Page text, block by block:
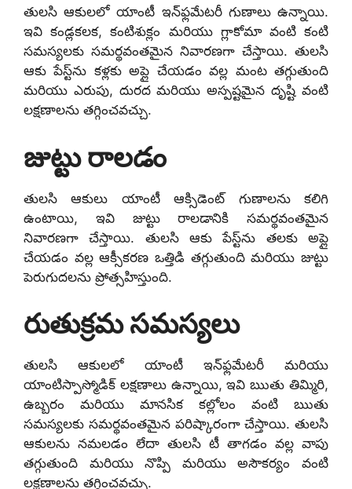
తులసి ఆకులలో యాంటీ ఇన్‌ఫ్లమేటరీ గుణాలు ఉన్నాయి.
ఇవి కండ్లకలక, కంటిశుక్లం మరియు గ్లాకోమా వంటి కంటి
సమస్యలకు సమర్థవంతమైన నివారణగా చేస్తాయి. తులసి
ఆకు పేస్ట్‌ను కళ్లకు అప్లై చేయడం వల్ల మంట తగ్గుతుంది
మరియు ఎరుపు, దురద మరియు అస్పష్టమైన దృష్టి వంటి
లక్షణాలను తగ్గించవచ్చు.
జుట్టు రాలడం
తులసి ఆకులు యాంటీ ఆక్సిడెంట్ గుణాలను కలిగి
ఉంటాయి, ఇవి జుట్టు రాలడానికి సమర్థవంతమైన
నివారణగా చేస్తాయి. తులసి ఆకు పేస్ట్‌ను తలకు అప్లై
చేయడం వల్ల ఆక్సీకరణ ఒత్తిడి తగ్గుతుంది మరియు జుట్టు
పెరుగుదలను ప్రోత్సహిస్తుంది.
రుతుక్రమ సమస్యలు
తులసి ఆకులలో యాంటీ ఇన్‌ఫ్లమేటరీ మరియు
యాంటిస్పాస్మోడిక్ లక్షణాలు ఉన్నాయి, ఇవి ఋతు తిమ్మిరి,
ఉబ్బరం మరియు మానసిక కల్లోలం వంటి ఋతు
సమస్యలకు సమర్థవంతమైన పరిష్కారంగా చేస్తాయి. తులసి
ఆకులను నమలడం లేదా తులసి టీ తాగడం వల్ల వాపు
తగ్గుతుంది మరియు నొప్పి మరియు అసౌకర్యం వంటి
లక్షణాలను తగ్గించవచ్చు.